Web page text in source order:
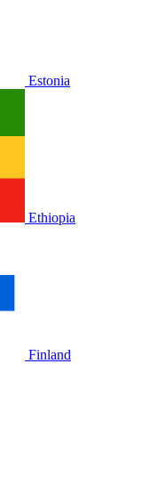
Estonia
Ethiopia
Finland